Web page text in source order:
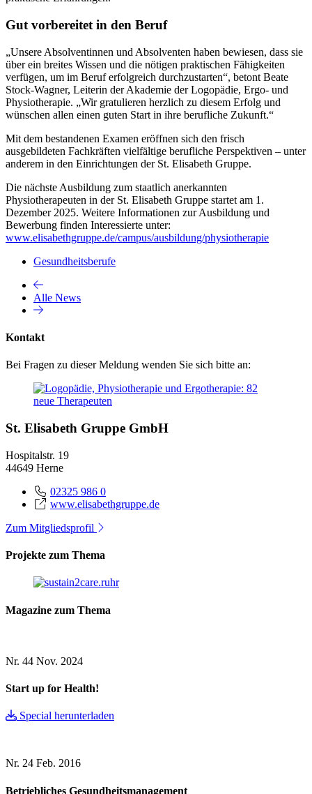
Gut vorbereitet in den Beruf
„Unsere Absolventinnen und Absolventen haben bewiesen, dass sie
über ein breites Wissen und die nötigen praktischen Fähigkeiten
verfügen, um im Beruf erfolgreich durchzustarten“, betont Beate
Stock-Wagner, Leiterin der Akademie der Logopädie, Ergo- und
Physiotherapie. „Wir gratulieren herzlich zu diesem Erfolg und
wünschen allen einen guten Start in ihre berufliche Zukunft.“
Mit dem bestandenen Examen eröffnen sich den frisch
ausgebildeten Fachkräften vielfältige berufliche Perspektiven – unter
anderem in den Einrichtungen der St. Elisabeth Gruppe.
Die nächste Ausbildung zum staatlich anerkannten
Physiotherapeuten in der St. Elisabeth Gruppe startet am 1.
Dezember 2025. Weitere Informationen zur Ausbildung und
Bewerbung finden Interessierte unter:
www.elisabethgruppe.de/campus/ausbildung/physiotherapie
Gesundheitsberufe
Alle News
Kontakt
Bei Fragen zu dieser Meldung wenden Sie sich bitte an:
St. Elisabeth Gruppe GmbH
Hospitalstr. 19
44649 Herne
02325 986 0
www.elisabethgruppe.de
Zum Mitgliedsprofil
Projekte zum Thema
Magazine zum Thema
Nr. 44 Nov. 2024
Start up for Health!
Special herunterladen
Nr. 24 Feb. 2016
Betriebliches Gesundheitsmanagement